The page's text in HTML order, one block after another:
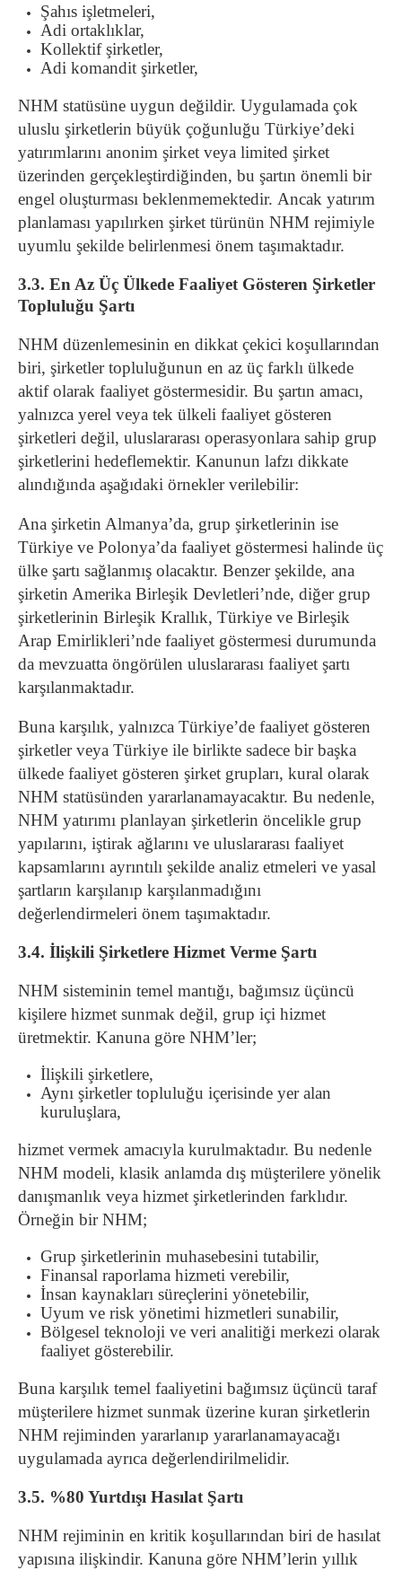
Şahıs işletmeleri,
Adi ortaklıklar,
Kollektif şirketler,
Adi komandit şirketler,
NHM statüsüne uygun değildir. Uygulamada çok
uluslu şirketlerin büyük çoğunluğu Türkiye’deki
yatırımlarını anonim şirket veya limited şirket
üzerinden gerçekleştirdiğinden, bu şartın önemli bir
engel oluşturması beklenmemektedir. Ancak yatırım
planlaması yapılırken şirket türünün NHM rejimiyle
uyumlu şekilde belirlenmesi önem taşımaktadır.
3.3. En Az Üç Ülkede Faaliyet Gösteren Şirketler
Topluluğu Şartı
NHM düzenlemesinin en dikkat çekici koşullarından
biri, şirketler topluluğunun en az üç farklı ülkede
aktif olarak faaliyet göstermesidir. Bu şartın amacı,
yalnızca yerel veya tek ülkeli faaliyet gösteren
şirketleri değil, uluslararası operasyonlara sahip grup
şirketlerini hedeflemektir. Kanunun lafzı dikkate
alındığında aşağıdaki örnekler verilebilir:
Ana şirketin Almanya’da, grup şirketlerinin ise
Türkiye ve Polonya’da faaliyet göstermesi halinde üç
ülke şartı sağlanmış olacaktır. Benzer şekilde, ana
şirketin Amerika Birleşik Devletleri’nde, diğer grup
şirketlerinin Birleşik Krallık, Türkiye ve Birleşik
Arap Emirlikleri’nde faaliyet göstermesi durumunda
da mevzuatta öngörülen uluslararası faaliyet şartı
karşılanmaktadır.
Buna karşılık, yalnızca Türkiye’de faaliyet gösteren
şirketler veya Türkiye ile birlikte sadece bir başka
ülkede faaliyet gösteren şirket grupları, kural olarak
NHM statüsünden yararlanamayacaktır. Bu nedenle,
NHM yatırımı planlayan şirketlerin öncelikle grup
yapılarını, iştirak ağlarını ve uluslararası faaliyet
kapsamlarını ayrıntılı şekilde analiz etmeleri ve yasal
şartların karşılanıp karşılanmadığını
değerlendirmeleri önem taşımaktadır.
3.4. İlişkili Şirketlere Hizmet Verme Şartı
NHM sisteminin temel mantığı, bağımsız üçüncü
kişilere hizmet sunmak değil, grup içi hizmet
üretmektir. Kanuna göre NHM’ler;
İlişkili şirketlere,
Aynı şirketler topluluğu içerisinde yer alan
kuruluşlara,
hizmet vermek amacıyla kurulmaktadır. Bu nedenle
NHM modeli, klasik anlamda dış müşterilere yönelik
danışmanlık veya hizmet şirketlerinden farklıdır.
Örneğin bir NHM;
Grup şirketlerinin muhasebesini tutabilir,
Finansal raporlama hizmeti verebilir,
İnsan kaynakları süreçlerini yönetebilir,
Uyum ve risk yönetimi hizmetleri sunabilir,
Bölgesel teknoloji ve veri analitiği merkezi olarak
faaliyet gösterebilir.
Buna karşılık temel faaliyetini bağımsız üçüncü taraf
müşterilere hizmet sunmak üzerine kuran şirketlerin
NHM rejiminden yararlanıp yararlanamayacağı
uygulamada ayrıca değerlendirilmelidir.
3.5. %80 Yurtdışı Hasılat Şartı
NHM rejiminin en kritik koşullarından biri de hasılat
yapısına ilişkindir. Kanuna göre NHM’lerin yıllık